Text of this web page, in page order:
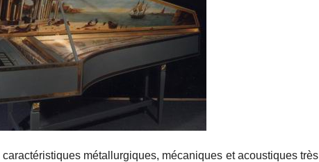
métallurgiques, mécaniques et acoustiques très